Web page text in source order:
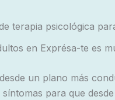
terapia psicológica
en Exprésa-te es
un plano más
para que